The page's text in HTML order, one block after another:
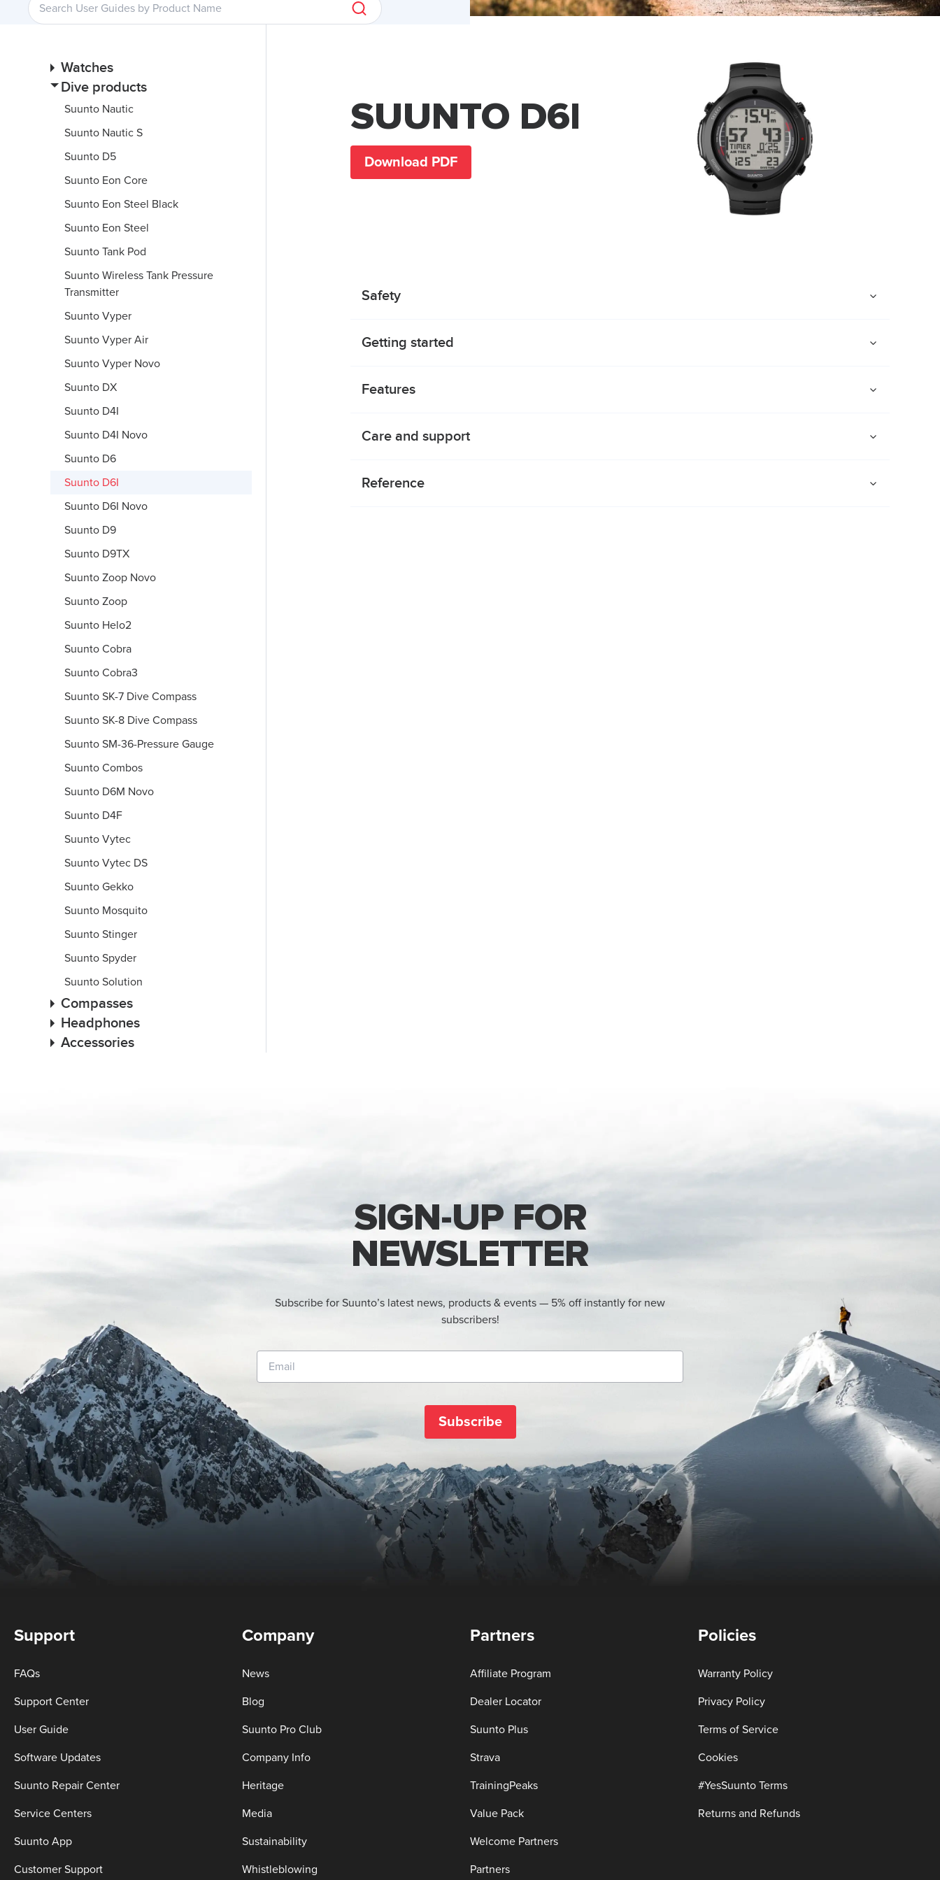
Watches
Dive products
Suunto Nautic
Suunto Nautic S
Suunto D5
Suunto Eon Core
Suunto Eon Steel Black
Suunto Eon Steel
Suunto Tank Pod
Suunto Wireless Tank Pressure
Transmitter
Suunto Vyper
Suunto Vyper Air
Suunto Vyper Novo
Suunto DX
Suunto D4I
Suunto D4I Novo
Suunto D6
Suunto D6I
Suunto D6I Novo
Suunto D9
Suunto D9TX
Suunto Zoop Novo
Suunto Zoop
Suunto Helo2
Suunto Cobra
Suunto Cobra3
Suunto SK-7 Dive Compass
Suunto SK-8 Dive Compass
Suunto SM-36-Pressure Gauge
Suunto Combos
Suunto D6M Novo
Suunto D4F
Suunto Vytec
Suunto Vytec DS
Suunto Gekko
Suunto Mosquito
Suunto Stinger
Suunto Spyder
Suunto Solution
Compasses
Headphones
Accessories
SUUNTO D6I
Download PDF
Safety
Getting started
Features
Care and support
Reference
SIGN-UP FOR
NEWSLETTER
Subscribe for Suunto’s latest news, products & events — 5% off instantly for new
subscribers!
Subscribe
Support
FAQs
Support Center
User Guide
Software Updates
Suunto Repair Center
Service Centers
Suunto App
Customer Support
Company
News
Blog
Suunto Pro Club
Company Info
Heritage
Media
Sustainability
Whistleblowing
Partners
Affiliate Program
Dealer Locator
Suunto Plus
Strava
TrainingPeaks
Value Pack
Welcome Partners
Partners
Policies
Warranty Policy
Privacy Policy
Terms of Service
Cookies
#YesSuunto Terms
Returns and Refunds